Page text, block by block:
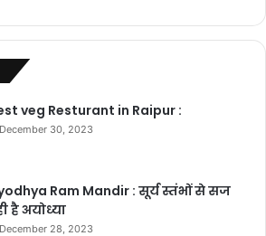
veg Resturant in Raipur :
December 30, 2023
Ram Mandir : सूर्य स्तंभों से सज
है अयोध्या
December 28, 2023